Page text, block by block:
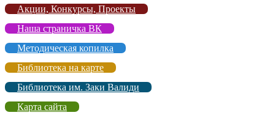
Акции, Конкурсы, Проекты
Наша страничка ВК
Методическая копилка
Библиотека на карте
Библиотека им. Заки Валиди
Карта сайта